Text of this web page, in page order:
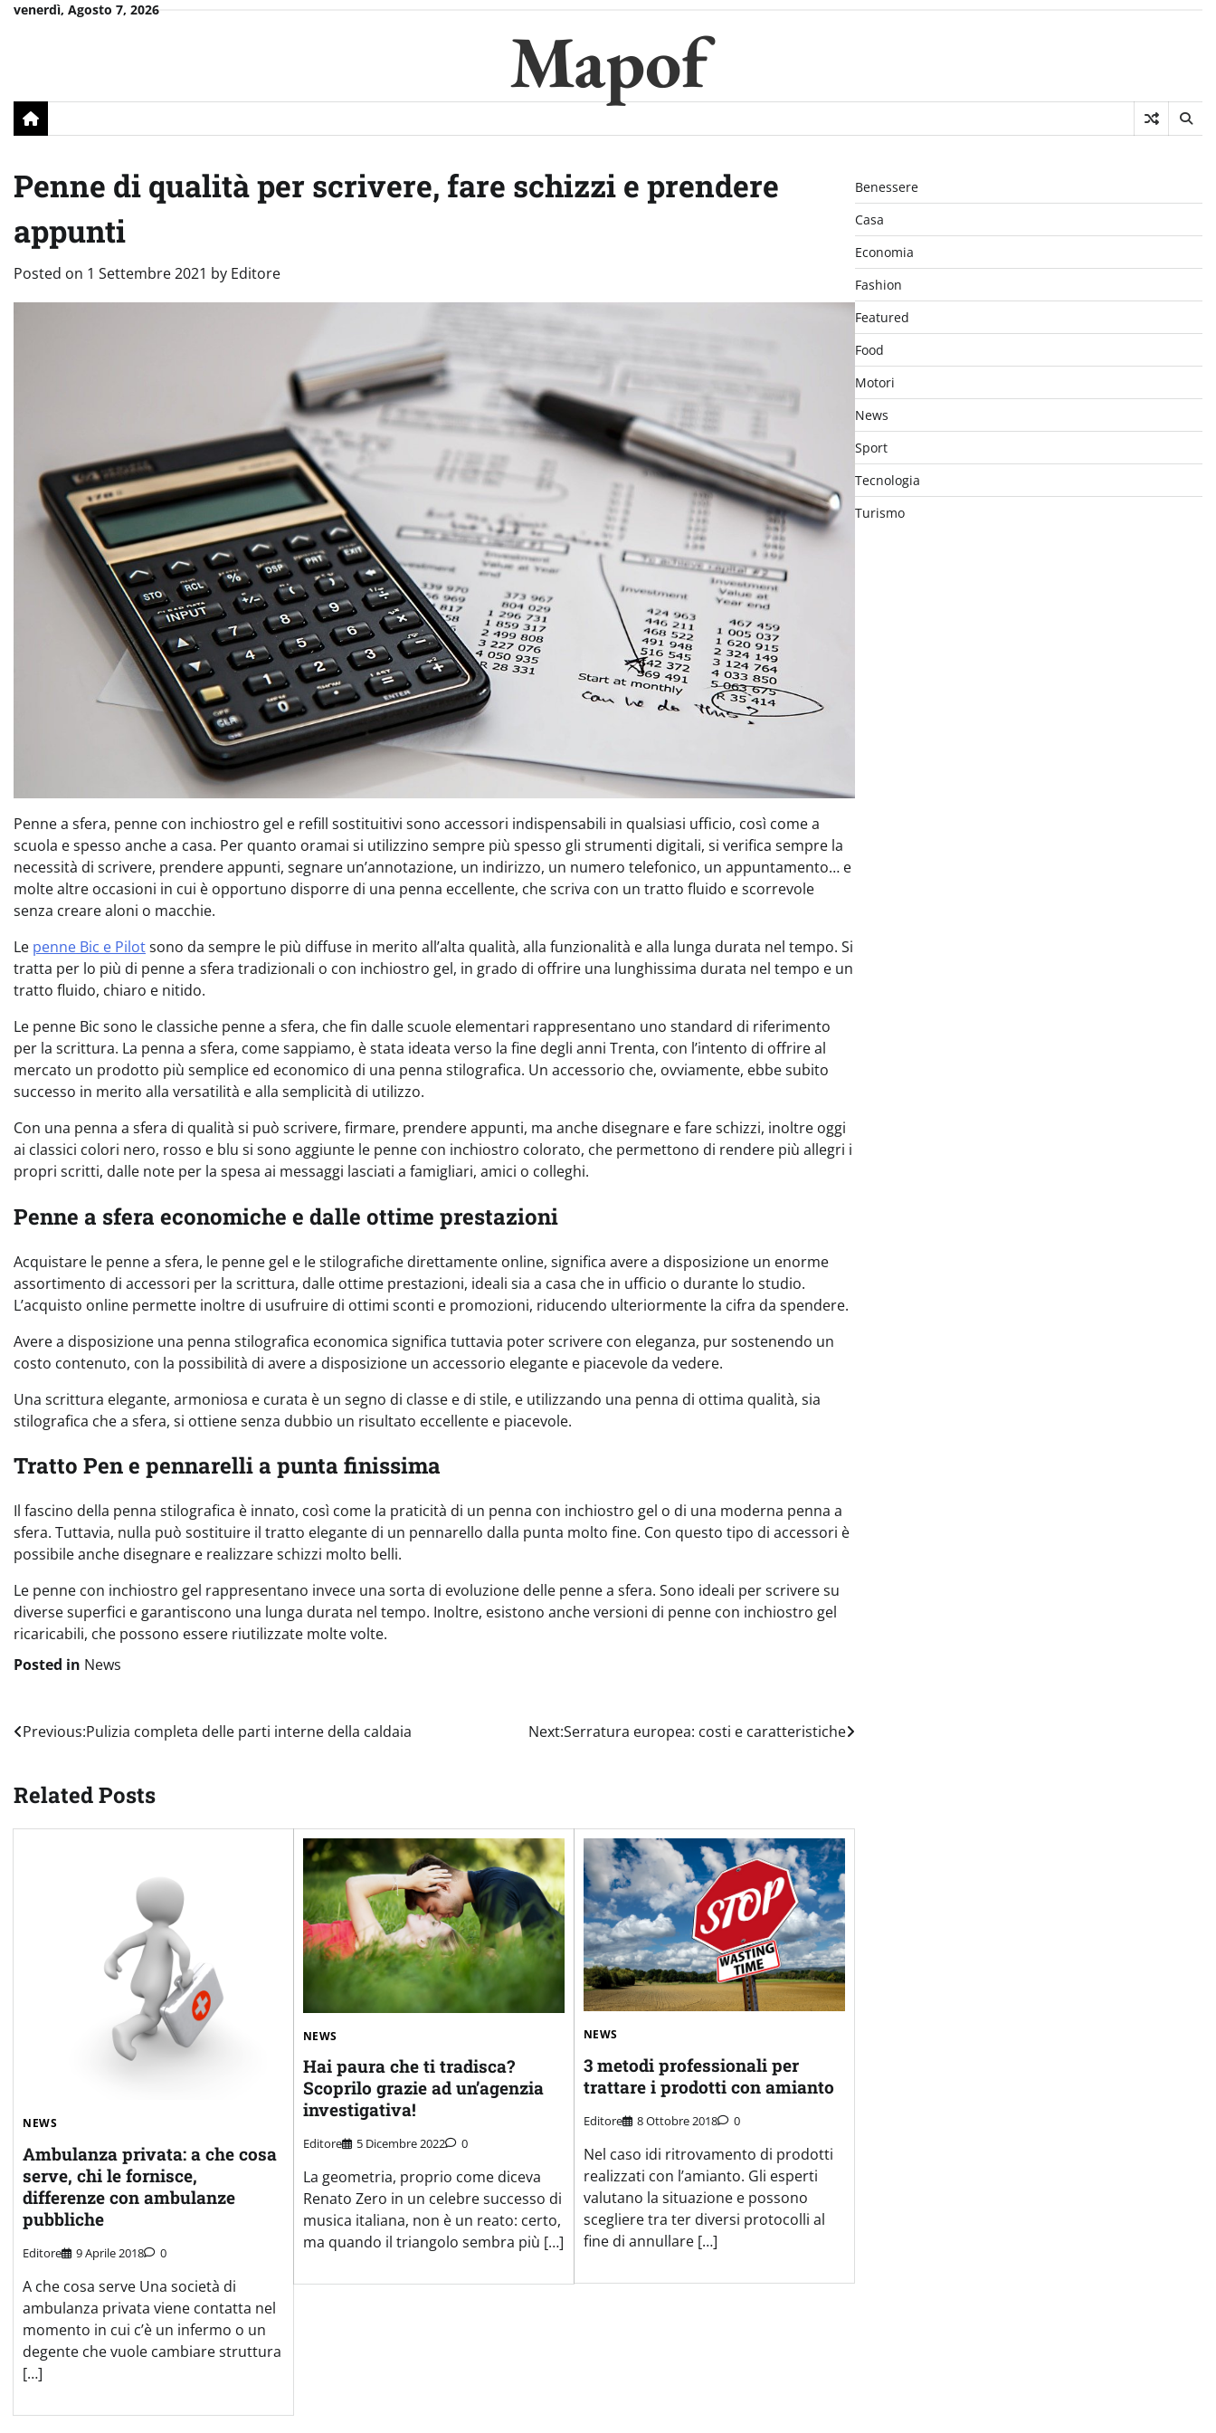
Skipvenerdì, Agosto 7, 2026
Mapof
Penne di qualità per scrivere, fare schizzi e prendere
appunti
Posted on 1 Settembre 2021 by Editore
Penne a sfera, penne con inchiostro gel e refill sostituitivi sono accessori indispensabili in qualsiasi ufficio, così come a
scuola e spesso anche a casa. Per quanto oramai si utilizzino sempre più spesso gli strumenti digitali, si verifica sempre la
necessità di scrivere, prendere appunti, segnare un’annotazione, un indirizzo, un numero telefonico, un appuntamento… e
molte altre occasioni in cui è opportuno disporre di una penna eccellente, che scriva con un tratto fluido e scorrevole
senza creare aloni o macchie.
Le penne Bic e Pilotsono da sempre le più diffuse in merito all’alta qualità, alla funzionalità e alla lunga durata nel tempo. Si
tratta per lo più di penne a sfera tradizionali o con inchiostro gel, in grado di offrire una lunghissima durata nel tempo e un
tratto fluido, chiaro e nitido.
Le penne Bic sono le classiche penne a sfera, che fin dalle scuole elementari rappresentano uno standard di riferimento
per la scrittura. La penna a sfera, come sappiamo, è stata ideata verso la fine degli anni Trenta, con l’intento di offrire al
mercato un prodotto più semplice ed economico di una penna stilografica. Un accessorio che, ovviamente, ebbe subito
successo in merito alla versatilità e alla semplicità di utilizzo.
Con una penna a sfera di qualità si può scrivere, firmare, prendere appunti, ma anche disegnare e fare schizzi, inoltre oggi
ai classici colori nero, rosso e blu si sono aggiunte le penne con inchiostro colorato, che permettono di rendere più allegri i
propri scritti, dalle note per la spesa ai messaggi lasciati a famigliari, amici o colleghi.
Penne a sfera economiche e dalle ottime prestazioni
Acquistare le penne a sfera, le penne gel e le stilografiche direttamente online, significa avere a disposizione un enorme
assortimento di accessori per la scrittura, dalle ottime prestazioni, ideali sia a casa che in ufficio o durante lo studio.
L’acquisto online permette inoltre di usufruire di ottimi sconti e promozioni, riducendo ulteriormente la cifra da spendere.
Avere a disposizione una penna stilografica economica significa tuttavia poter scrivere con eleganza, pur sostenendo un
costo contenuto, con la possibilità di avere a disposizione un accessorio elegante e piacevole da vedere.
Una scrittura elegante, armoniosa e curata è un segno di classe e di stile, e utilizzando una penna di ottima qualità, sia
stilografica che a sfera, si ottiene senza dubbio un risultato eccellente e piacevole.
Tratto Pen e pennarelli a punta finissima
Il fascino della penna stilografica è innato, così come la praticità di un penna con inchiostro gel o di una moderna penna a
sfera. Tuttavia, nulla può sostituire il tratto elegante di un pennarello dalla punta molto fine. Con questo tipo di accessori è
possibile anche disegnare e realizzare schizzi molto belli.
Le penne con inchiostro gel rappresentano invece una sorta di evoluzione delle penne a sfera. Sono ideali per scrivere su
diverse superfici e garantiscono una lunga durata nel tempo. Inoltre, esistono anche versioni di penne con inchiostro gel
ricaricabili, che possono essere riutilizzate molte volte.
Posted in News
Navigazione
Previous:Pulizia completa delle parti interne della caldaia Next:Serratura europea: costi e caratteristiche
Related Posts
NEWS
Ambulanza privata: a che cosa
serve, chi le fornisce,
differenze con ambulanze
pubbliche
Editore 9 Aprile 2018 0
A che cosa serve Una società di
ambulanza privata viene contatta nel
momento in cui c’è un infermo o un
degente che vuole cambiare struttura
[…]
NEWS
Hai paura che ti tradisca?
Scoprilo grazie ad un’agenzia
investigativa!
Editore 5 Dicembre 2022 0
La geometria, proprio come diceva
Renato Zero in un celebre successo di
musica italiana, non è un reato: certo,
ma quando il triangolo sembra più […]
NEWS
3 metodi professionali per
trattare i prodotti con amianto
Editore 8 Ottobre 2018 0
Nel caso idi ritrovamento di prodotti
realizzati con l’amianto. Gli esperti
valutano la situazione e possono
scegliere tra ter diversi protocolli al
fine di annullare […]
Benessere
Casa
Economia
Fashion
Featured
Food
Motori
News
Sport
Tecnologia
Turismo